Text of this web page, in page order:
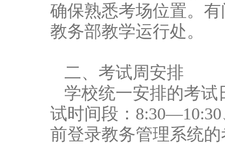
确保熟悉考场位置。
教务部教学运行处。
二、考试周安排
学校统一安排的考试
试时间段：
前登录教务管理系统